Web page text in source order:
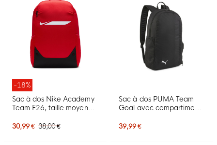
-18%
Sac à dos Nike Academy
Team F26, taille moyenne,
30,99 € 38,00 €
Sac à dos PUMA Team
Goal avec compartiment
39,99 €